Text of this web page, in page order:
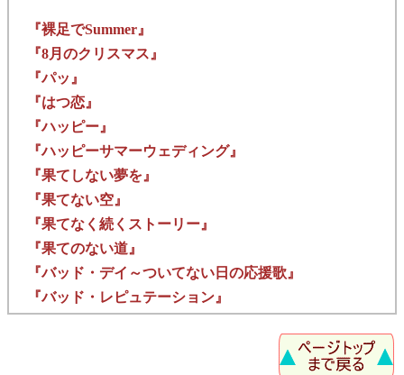
『裸足でSummer』
『8月のクリスマス』
『パッ』
『はつ恋』
『ハッピー』
『ハッピーサマーウェディング』
『果てしない夢を』
『果てない空』
『果てなく続くストーリー』
『果てのない道』
『バッド・デイ～ついてない日の応援歌』
『バッド・レピュテーション』